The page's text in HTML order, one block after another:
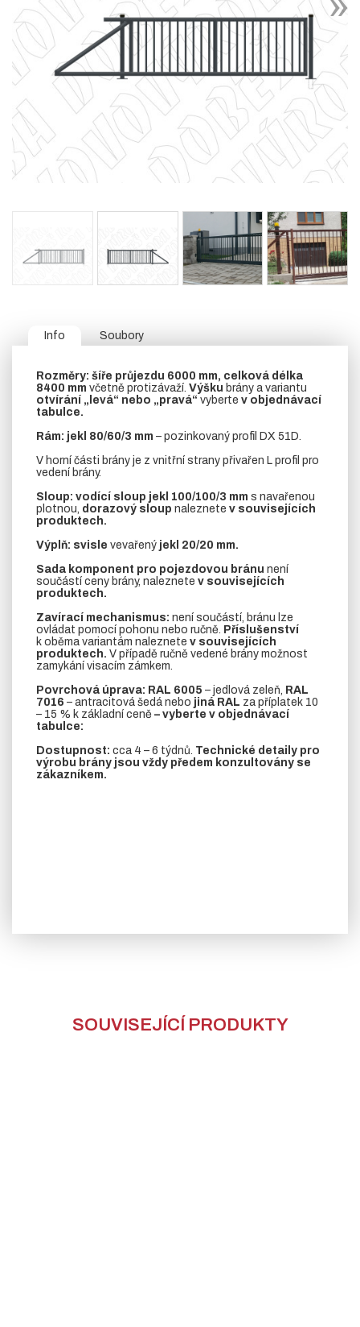
Info Soubory
Rozměry: šíře průjezdu 6000 mm, celková délka
8400 mm včetně protizávaží. Výšku brány a variantu
otvírání „levá“ nebo „pravá“ vyberte v objednávací
tabulce.
Rám: jekl 80/60/3 mm – pozinkovaný profil DX 51D.
V horní části brány je z vnitřní strany přivařen L profil pro
vedení brány.
Sloup: vodící sloup jekl 100/100/3 mm s navařenou
plotnou, dorazový sloup naleznete v souvisejících
produktech.
Výplň: svisle vevařený jekl 20/20 mm.
Sada komponent pro pojezdovou bránu není
součástí ceny brány, naleznete v souvisejících
produktech.
Zavírací mechanismus: není součástí, bránu lze
ovládat pomocí pohonu nebo ručně. Příslušenství
k oběma variantám naleznete v souvisejících
produktech. V případě ručně vedené brány možnost
zamykání visacím zámkem.
Povrchová úprava: RAL 6005 – jedlová zeleň, RAL
7016 – antracitová šedá nebo jiná RAL za příplatek 10
– 15 % k základní ceně – vyberte v objednávací
tabulce:
Dostupnost: cca 4 – 6 týdnů. Technické detaily pro
výrobu brány jsou vždy předem konzultovány se
zákazníkem.
SOUVISEJÍCÍ PRODUKTY